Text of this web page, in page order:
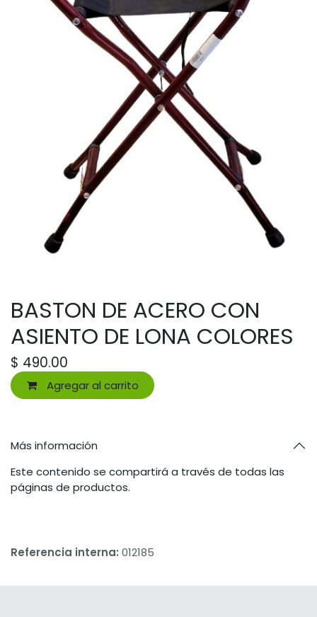
BASTON DE ACERO CON
ASIENTO DE LONA COLORES
$ 490.00
Agregar al carrito
Más información
Este contenido se compartirá a través de todas las
páginas de productos.
Referencia interna: 012185